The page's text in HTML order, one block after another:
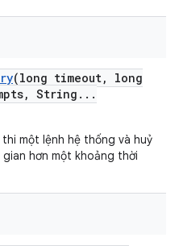
(long timeout,
long
, String . . .
một lệnh hệ thống và huỷ
hơn một khoảng thời